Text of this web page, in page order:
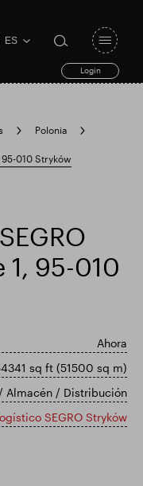
ES
Login
search
form
toggle
Polonia
010 Stryków
1, 95-010
Ahora
sq ft (51500 sq m)
Almacén / Distribución
SEGRO Stryków